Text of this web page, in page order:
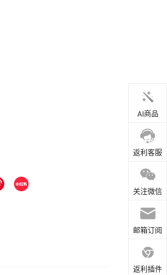
AI商品
返利客服
关注微信
邮箱订阅
返利插件